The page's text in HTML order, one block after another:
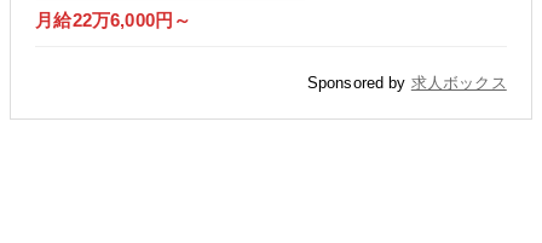
月給22万6,000円～
Sponsored by 求人ボックス